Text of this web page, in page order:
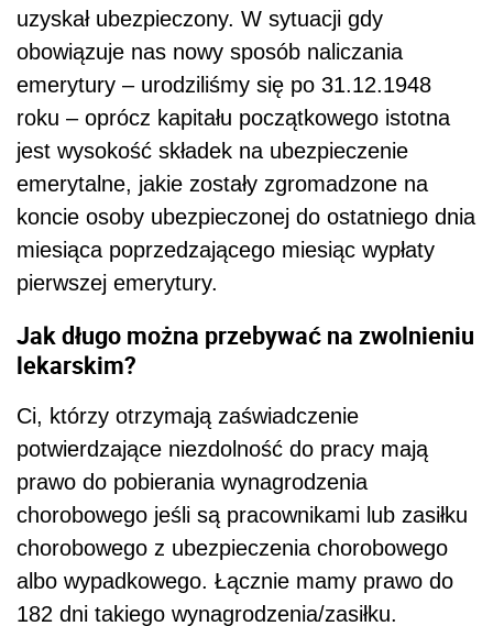
uzyskał ubezpieczony. W sytuacji gdy
obowiązuje nas nowy sposób naliczania
emerytury – urodziliśmy się po 31.12.1948
roku – oprócz kapitału początkowego istotna
jest wysokość składek na ubezpieczenie
emerytalne, jakie zostały zgromadzone na
koncie osoby ubezpieczonej do ostatniego dnia
miesiąca poprzedzającego miesiąc wypłaty
pierwszej emerytury.
Jak długo można przebywać na zwolnieniu
lekarskim?
Ci, którzy otrzymają zaświadczenie
potwierdzające niezdolność do pracy mają
prawo do pobierania wynagrodzenia
chorobowego jeśli są pracownikami lub zasiłku
chorobowego z ubezpieczenia chorobowego
albo wypadkowego. Łącznie mamy prawo do
182 dni takiego wynagrodzenia/zasiłku.